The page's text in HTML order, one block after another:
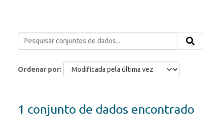
Ordenar por
1 conjunto de dados encontrado